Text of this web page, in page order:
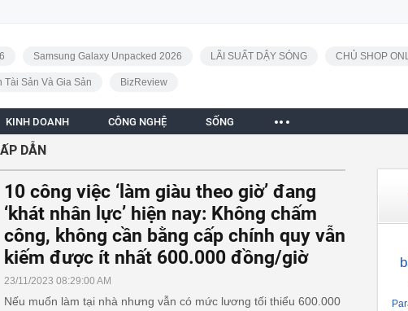
Samsung Galaxy Unpacked 2026 LÃI SUẤT DẬY SÓNG CHỦ SHOP
Tài Sản Và Gia Sản BizReview
KINH DOANH CÔNG NGHỆ SỐNG
DẪN
10 công việc ‘làm giàu theo giờ’ đang
‘khát nhân lực’ hiện nay: Không chấm
công, không cần bằng cấp chính quy vẫn
kiếm được ít nhất 600.000 đồng/giờ
23/11/2023 08:29:00 AM
Nếu muốn làm tại nhà nhưng vẫn có mức lương tối thiểu 600.000